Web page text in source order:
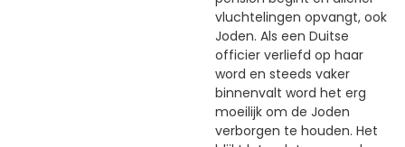
vluchtelingen opvangt, ook
Joden. Als een Duitse
officier verliefd op haar
word en steeds vaker
binnenvalt word het erg
moeilijk om de Joden
verborgen te houden. Het